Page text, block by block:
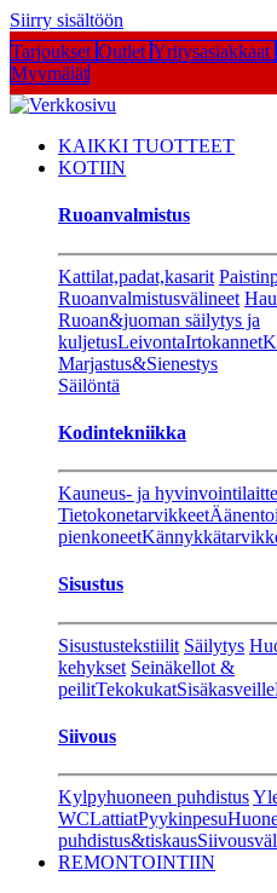
Siirry sisältöön
Tarjoukset Outlet Yritysasiakkaat
Myymälät
KAIKKI TUOTTEET
KOTIIN
Ruoanvalmistus
Kattilat,padat,kasarit
Ruoanvalmistusvälineet
Ruoan&juoman säilytys ja
kuljetusLeivontaIrtokannet
Marjastus&Sienestys
Säilöntä
Kodintekniikka
Kauneus- ja
Tietokonetarvikkeet
pienkoneet
Sisustus
Sisustustekstiilit Säilytys
kehykset Seinäkellot &
peilitTekokukatSisäkasveille
Siivous
Kylpyhuoneen puhdistus
WCLattiatPyykinpesu
puhdistus&tiskaus
REMONTOINTIIN